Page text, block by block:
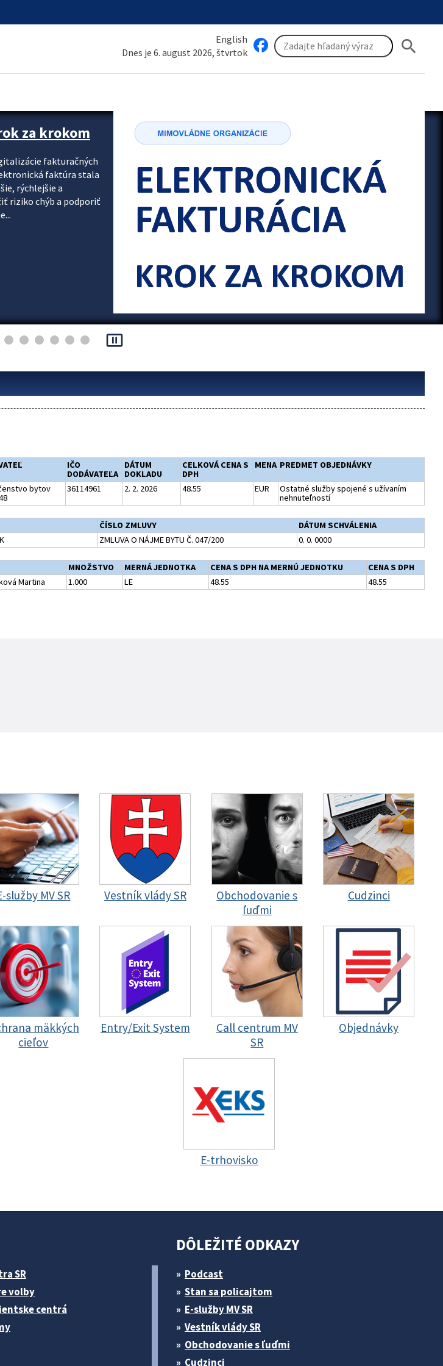
English
Dnes je 6. august 2026, štvrtok
search
za krokom
fakturačných
faktúra stala
rýchlejšie a
riziko chýb a podporiť
pause_presentation
IČO
DODÁVATEĽA
DÁTUM
DOKLADU
CELKOVÁ CENA S
DPH
MENA PREDMET OBJEDNÁVKY
bytov
36114961 2. 2. 2026 48.55 EUR
Ostatné služby spojené s užívaním
nehnuteľností
ČÍSLO ZMLUVY
DÁTUM SCHVÁLENIA
ZMLUVA O NÁJME BYTU Č. 047/200 0. 0. 0000
MNOŽSTVO MERNÁ JEDNOTKA CENA S DPH NA MERNÚ JEDNOTKU
CENA S DPH
Martina 1.000 LE 48.55 48.55
služby MV SR Vestník vlády SR
Obchodovanie s
ľuďmi
Cudzinci
mäkkých
cieľov
Entry/Exit System
Call centrum MV
SR
Objednávky
E-trhovisko
SR
volby
centrá
DÔLEŽITÉ ODKAZY
Podcast
Stan sa policajtom
E-služby MV SR
Vestník vlády SR
Obchodovanie s ľuďmi
Cudzinci